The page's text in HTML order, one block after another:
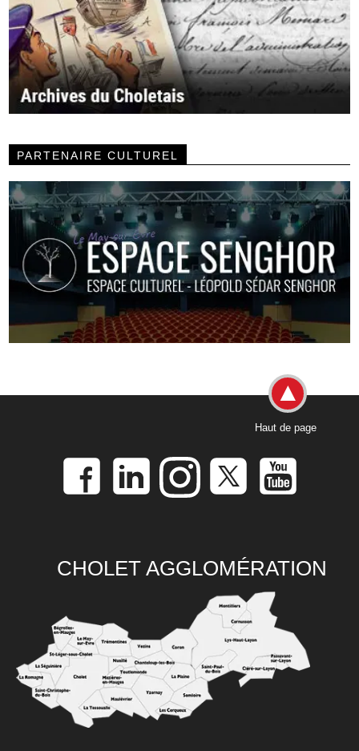
PARTENAIRE CULTUREL
Haut de page
CHOLET AGGLOMÉRATION